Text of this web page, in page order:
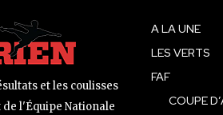
et les coulisses
l'Équipe Nationale
A LA UNE
LES VERTS
FAF
COUPE